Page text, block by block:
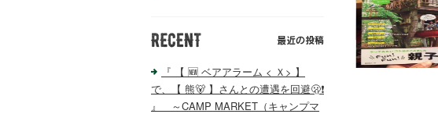
『 【 🆕 ベアアラーム < Ｘ> 】
で、【 熊🐻 】さんとの遭遇を回避🫢❗️
』 ～CAMP MARKET（キャンプマ